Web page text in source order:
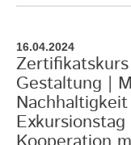
16.04.2024
Gestaltung |